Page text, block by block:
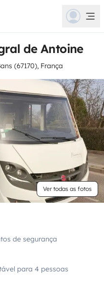
de Antoine
(67170), França
Ver todas as fotos
de segurança
para 4 pessoas